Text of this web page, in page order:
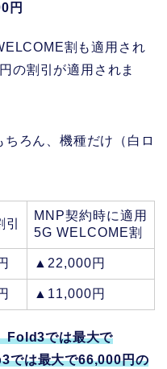
円
割も適用され
の割引が適用されま
ろん、機種だけ（白ロ
MNP契約時に適用
5G WELCOME割
▲22,000円
▲11,000円
Fold3では最大で
では最大で66,000円の